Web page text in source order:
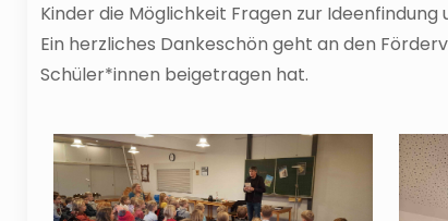
Kinder die Möglichkeit Fragen zur
Ein herzliches Dankeschön geht an den
Schüler*innen beigetragen hat.